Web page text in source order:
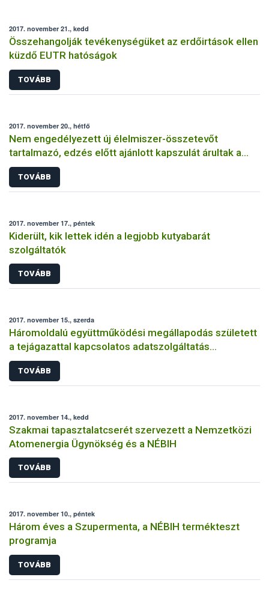
2017. november 21., kedd
Összehangolják tevékenységüket az erdőirtások ellen
küzdő EUTR hatóságok
TOVÁBB
2017. november 20., hétfő
Nem engedélyezett új élelmiszer-összetevőt
tartalmazó, edzés előtt ajánlott kapszulát árultak a
magyar webáruházakban
TOVÁBB
2017. november 17., péntek
Kiderült, kik lettek idén a legjobb kutyabarát
szolgáltatók
TOVÁBB
2017. november 15., szerda
Háromoldalú együttműködési megállapodás született
a tejágazattal kapcsolatos adatszolgáltatás
fejlesztéséért
TOVÁBB
2017. november 14., kedd
Szakmai tapasztalatcserét szervezett a Nemzetközi
Atomenergia Ügynökség és a NÉBIH
TOVÁBB
2017. november 10., péntek
Három éves a Szupermenta, a NÉBIH termékteszt
programja
TOVÁBB